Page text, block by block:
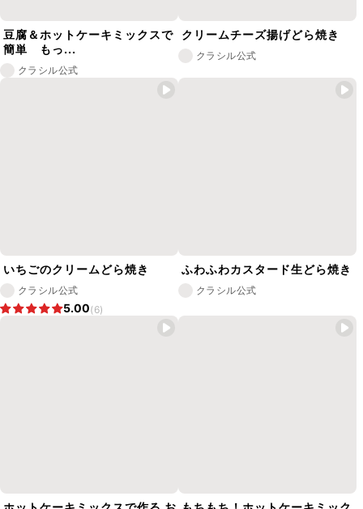
豆腐＆ホットケーキミックスで
簡単 もっ...
クラシル公式
クリームチーズ揚げどら焼き
クラシル公式
いちごのクリームどら焼き
クラシル公式
5.00(6)
ふわふわカスタード生どら焼き
クラシル公式